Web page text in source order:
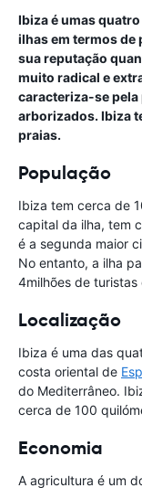
Ibiza é umas
ilhas em termos de
sua reputação
muito radical e
caracteriza-se pela
arborizados. Ibiza
praias.
População
Ibiza tem cerca de
capital da ilha, tem
é a segunda maior
No entanto, a ilha
4milhões de turistas
Localização
Ibiza é uma das
costa oriental de
do Mediterrâneo.
cerca de 100
Economia
A agricultura é um